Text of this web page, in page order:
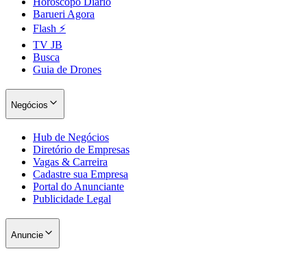
Barueri Agora
Flash ⚡
TV JB
Busca
Guia de Drones
Negócios
Hub de Negócios
Diretório de Empresas
Vagas & Carreira
Cadastre sua Empresa
Portal do Anunciante
Publicidade Legal
Anuncie